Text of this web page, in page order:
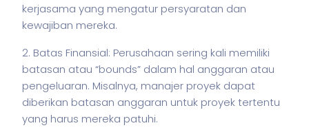
kerjasama yang mengatur persyaratan dan
kewajiban mereka.
2. Batas Finansial: Perusahaan sering kali memiliki
batasan atau “bounds” dalam hal anggaran atau
pengeluaran. Misalnya, manajer proyek dapat
diberikan batasan anggaran untuk proyek tertentu
yang harus mereka patuhi.